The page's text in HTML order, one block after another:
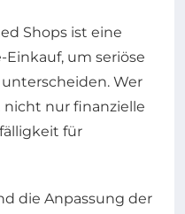
Shops ist eine
um seriöse
Wer
nur finanzielle
für
die Anpassung der